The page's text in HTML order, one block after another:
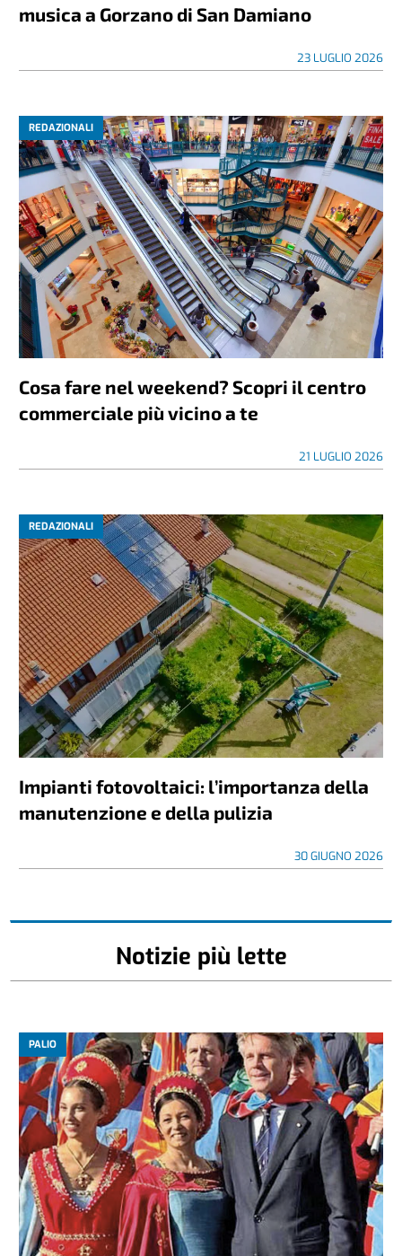
musica a Gorzano di San Damiano
23 LUGLIO 2026
REDAZIONALI
Cosa fare nel weekend? Scopri il centro
commerciale più vicino a te
21 LUGLIO 2026
REDAZIONALI
Impianti fotovoltaici: l’importanza della
manutenzione e della pulizia
30 GIUGNO 2026
Notizie più lette
PALIO